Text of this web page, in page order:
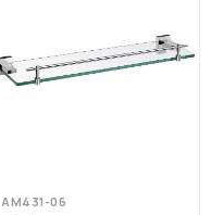
AM431-06